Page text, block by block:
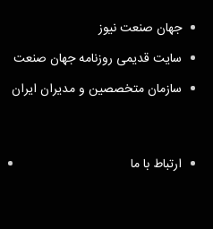
جهان صنعت نیوز
سایت قدیمی روزنامه جهان صنعت
سازمان متخصصین و مدیران ایران
ارتباط با ما